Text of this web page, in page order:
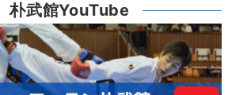
朴武館YouTube